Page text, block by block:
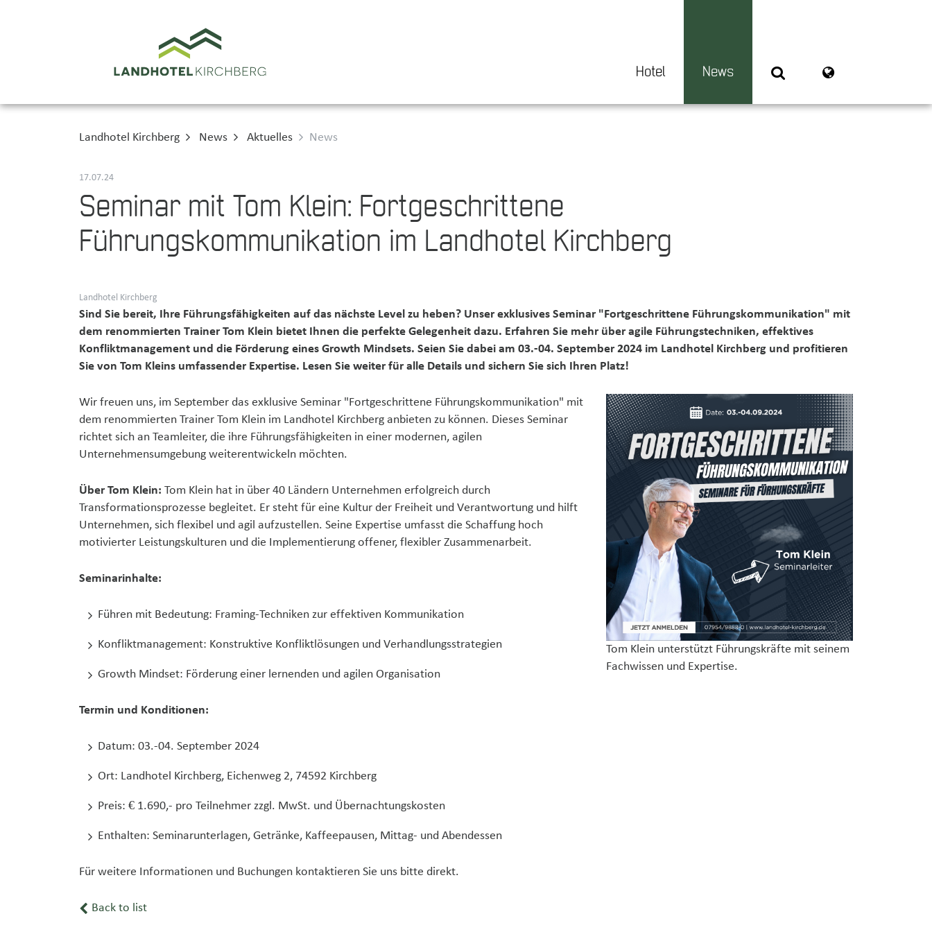
Hotel News
Landhotel Kirchberg News Aktuelles News
17.07.24
Seminar mit Tom Klein: Fortgeschrittene
Führungskommunikation im Landhotel Kirchberg
Landhotel Kirchberg
Sind Sie bereit, Ihre Führungsfähigkeiten auf das nächste Level zu heben? Unser exklusives Seminar "Fortgeschrittene Führungskommunikation" mit
dem renommierten Trainer Tom Klein bietet Ihnen die perfekte Gelegenheit dazu. Erfahren Sie mehr über agile Führungstechniken, effektives
Konfliktmanagement und die Förderung eines Growth Mindsets. Seien Sie dabei am 03.-04. September 2024 im Landhotel Kirchberg und profitieren
Sie von Tom Kleins umfassender Expertise. Lesen Sie weiter für alle Details und sichern Sie sich Ihren Platz!
Wir freuen uns, im September das exklusive Seminar "Fortgeschrittene Führungskommunikation" mit
dem renommierten Trainer Tom Klein im Landhotel Kirchberg anbieten zu können. Dieses Seminar
richtet sich an Teamleiter, die ihre Führungsfähigkeiten in einer modernen, agilen
Unternehmensumgebung weiterentwickeln möchten.
Über Tom Klein: Tom Klein hat in über 40 Ländern Unternehmen erfolgreich durch
Transformationsprozesse begleitet. Er steht für eine Kultur der Freiheit und Verantwortung und hilft
Unternehmen, sich flexibel und agil aufzustellen. Seine Expertise umfasst die Schaffung hoch
motivierter Leistungskulturen und die Implementierung offener, flexibler Zusammenarbeit.
Seminarinhalte:
Führen mit Bedeutung: Framing-Techniken zur effektiven Kommunikation
Konfliktmanagement: Konstruktive Konfliktlösungen und Verhandlungsstrategien
Growth Mindset: Förderung einer lernenden und agilen Organisation
Termin und Konditionen:
Datum: 03.-04. September 2024
Ort: Landhotel Kirchberg, Eichenweg 2, 74592 Kirchberg
Preis: € 1.690,- pro Teilnehmer zzgl. MwSt. und Übernachtungskosten
Enthalten: Seminarunterlagen, Getränke, Kaffeepausen, Mittag- und Abendessen
Für weitere Informationen und Buchungen kontaktieren Sie uns bitte direkt.
Tom Klein unterstützt Führungskräfte mit seinem
Fachwissen und Expertise.
Back to list